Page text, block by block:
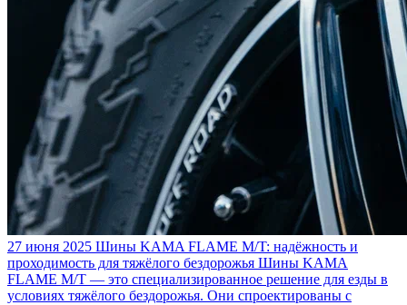
27 июня 2025 Шины KAMA FLAME M/T: надёжность и
проходимость для тяжёлого бездорожья Шины KAMA
FLAME M/T — это специализированное решение для езды в
условиях тяжёлого бездорожья. Они спроектированы с